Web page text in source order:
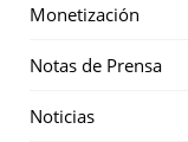
Monetización
Notas de Prensa
Noticias